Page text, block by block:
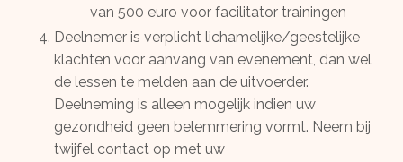
van 500 euro voor facilitator trainingen
Deelnemer is verplicht lichamelijke/geestelijke
klachten voor aanvang van evenement, dan wel
de lessen te melden aan de uitvoerder.
Deelneming is alleen mogelijk indien uw
gezondheid geen belemmering vormt. Neem bij
twijfel contact op met uw